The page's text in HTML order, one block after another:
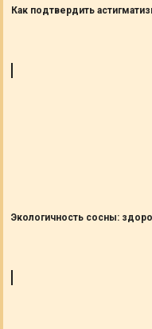
Как подтвердить
Экологичность сосны: